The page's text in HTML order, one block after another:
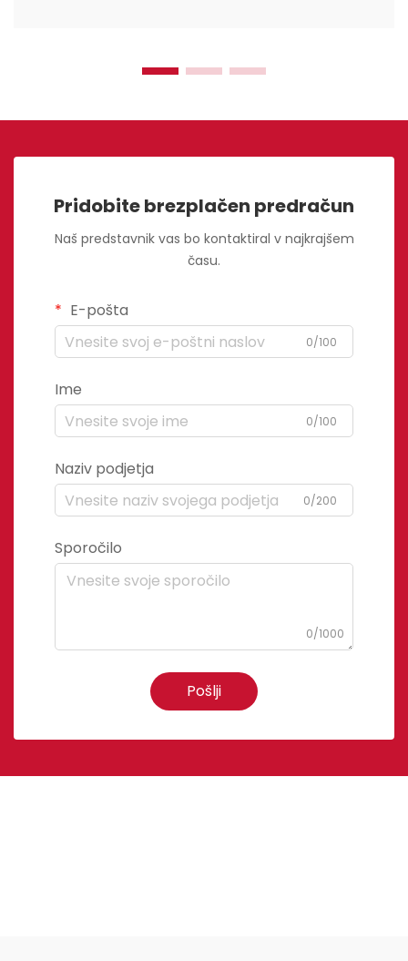
Pridobite brezplačen predračun
Naš predstavnik vas bo kontaktiral v najkrajšem
času.
E-pošta
0/100
Ime
0/100
Naziv podjetja
0/200
Sporočilo
0/1000
Pošlji